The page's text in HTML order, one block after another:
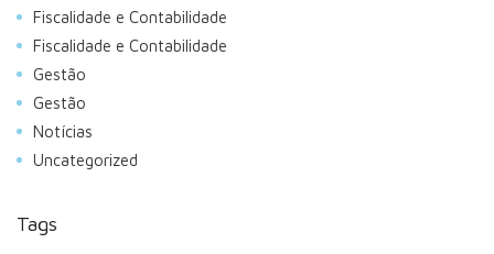
Fiscalidade e Contabilidade
Fiscalidade e Contabilidade
Gestão
Gestão
Notícias
Uncategorized
Tags